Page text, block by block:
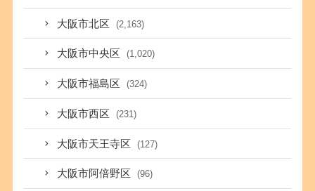
大阪市北区 (2,163)
大阪市中央区 (1,020)
大阪市福島区 (324)
大阪市西区 (231)
大阪市天王寺区 (127)
大阪市阿倍野区 (96)